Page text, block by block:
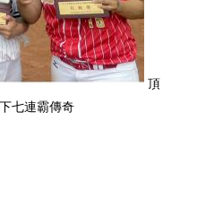
頂
七連霸傳奇